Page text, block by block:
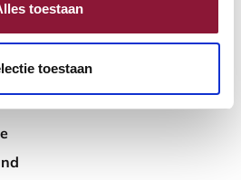
toestaan
toestaan
Machen Sie Ihren Arbeitsplatz
ein individuelles Angebot an.
hinzufügen